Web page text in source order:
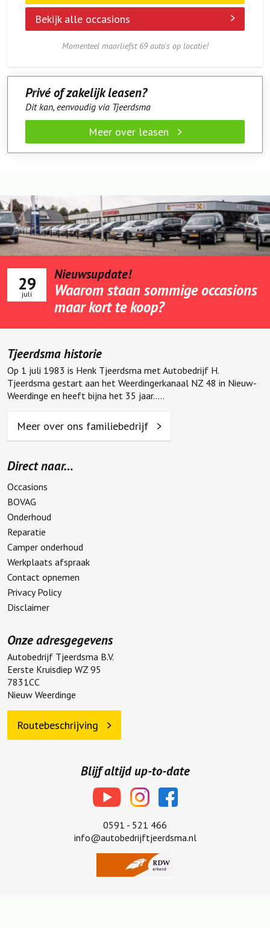
Bekijk alle occasions
Momenteel maarliefst 69 auto's op locatie!
Privé of zakelijk leasen?
Dit kan, eenvoudig via Tjeerdsma
Meer over leasen
29
juli
Nieuwsupdate!
Waarom staan sommige occasions
maar kort te koop?
Blijf altijd up-to-date
0591 - 521 466
info@autobedrijftjeerdsma.nl
Tjeerdsma historie
Op 1 juli 1983 is Henk Tjeerdsma met Autobedrijf H.
Tjeerdsma gestart aan het Weerdingerkanaal NZ 48 in Nieuw-
Weerdinge en heeft bijna het 35 jaar.....
Meer over ons familiebedrijf
Direct naar…
Occasions
BOVAG
Onderhoud
Reparatie
Camper onderhoud
Werkplaats afspraak
Contact opnemen
Privacy Policy
Disclaimer
Onze adresgegevens
Autobedrijf Tjeerdsma B.V.
Eerste Kruisdiep WZ 95
7831CC
Nieuw Weerdinge
Routebeschrijving